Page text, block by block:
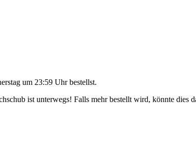
um 23:59 Uhrbestellst.
ist unterwegs! Falls mehr bestellt wird, könnte dies